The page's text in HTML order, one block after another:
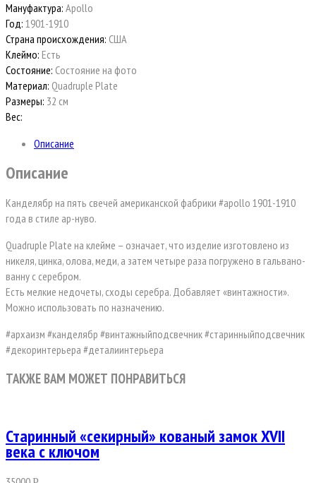
Мануфактура: Apollo
Год: 1901-1910
Страна происхождения: США
Клеймо: Есть
Состояние: Состояние на фото
Материал: Quadruple Plate
Размеры: 32 см
Вес:
Описание
Описание
Канделябр на пять свечей американской фабрики #apollo 1901-1910
года в стиле ар-нуво.
Quadruple Plate на клейме – означает, что изделие изготовлено из
никеля, цинка, олова, меди, а затем четыре раза погружено в гальвано-
ванну с серебром.
Есть мелкие недочеты, сходы серебра. Добавляет «винтажности».
Можно использовать по назначению.
#архаизм #канделябр #винтажныйподсвечник #старинныйподсвечник
#декоринтерьера #деталиинтерьера
ТАКЖЕ ВАМ МОЖЕТ ПОНРАВИТЬСЯ
Старинный «секирный» кованый замок XVII
века с ключом